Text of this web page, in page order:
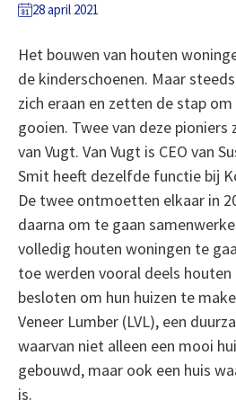
28 april 2021
Het bouwen van houten
de kinderschoenen. Maar
zich eraan en zetten de stap
gooien. Twee van deze pioniers
van Vugt. Van Vugt is CEO van
Smit heeft dezelfde functie bij
De twee ontmoetten elkaar in
daarna om te gaan
volledig houten woningen te
toe werden vooral deels houten
besloten om hun huizen te
Veneer Lumber (LVL), een
waarvan niet alleen een mooi
gebouwd, maar ook een huis
is.